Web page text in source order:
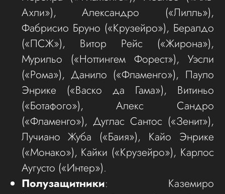
Ахли»), Алекcандро («Лилль»),
Фабрисио Бруно («Крузейро»), Бералдо
(«ПСЖ»), Витор Рейс («Жирона»),
Мурильо («Ноттингем Форест»), Уэсли
(«Рома»), Данило («Фламенго»), Пауло
Энрике («Васко да Гама»), Витиньо
(«Ботафого»), Алекс Сандро
(«Фламенго»), Дуглас Сантос («Зенит»),
Лучиано Жуба («Баия»), Кайо Энрике
(«Монако»), Кайки («Крузейро»), Карлос
Аугусто («Интер»).
Полузащитники: Каземиро